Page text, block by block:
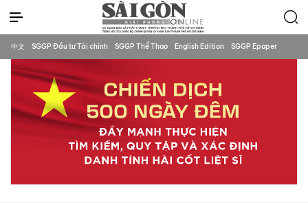
中文 SGGP Đầu tư Tài chính SGGP Thể Thao English Edition SGGP Epaper